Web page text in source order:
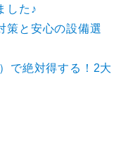
した♪
策と安心の設備選
で絶対得する！2大